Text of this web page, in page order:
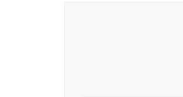
유시민이 집어든 14권의 책
책이며, 인류의 ‘생각의 역